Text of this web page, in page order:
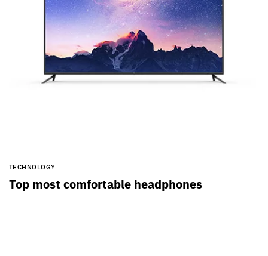
TECHNOLOGY
Top most comfortable headphones